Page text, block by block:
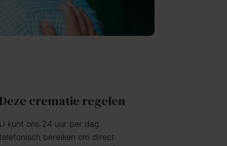
crematie regelen
kunt ons 24 uur per dag
bereiken om direct